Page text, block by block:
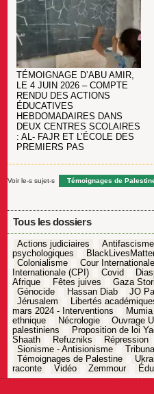
TÉMOIGNAGE D’ABU AMIR,
LE 4 JUIN 2026 – COMPTE
RENDU DES ACTIONS
ÉDUCATIVES
HEBDOMADAIRES DANS
DEUX CENTRES SCOLAIRES
: AL- FAJR ET L’ÉCOLE DES
PREMIERS PAS
Voir le-s sujet-s Témoignages de
Tous les dossiers
Actions judiciaires Antifascisme
psychologiques
Colonialisme
Cour
Internationale (CPI)
Covid
Afrique
Fêtes juives Gaza
Génocide
Hassan Diab JO
Jérusalem
Libertés
mars 2024 - Interventions
ethnique
Nécrologie Ouvrage
palestiniens
Proposition de loi
Shaath
Refuzniks Répression
Sionisme - Antisionisme
Témoignages de Palestine
raconte
Vidéo Zemmour
Navigation